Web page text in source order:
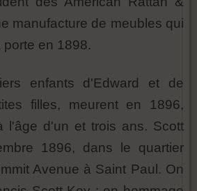
manufacture de meubles qui
porte en 1898.
enfants d'Edward et de
filles, meurent en 1896,
l'âge d'un et trois ans. Scott
1896, dans le quartier
Avenue à Saint Paul. On